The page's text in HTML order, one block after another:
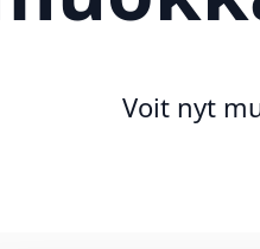
Voit nyt